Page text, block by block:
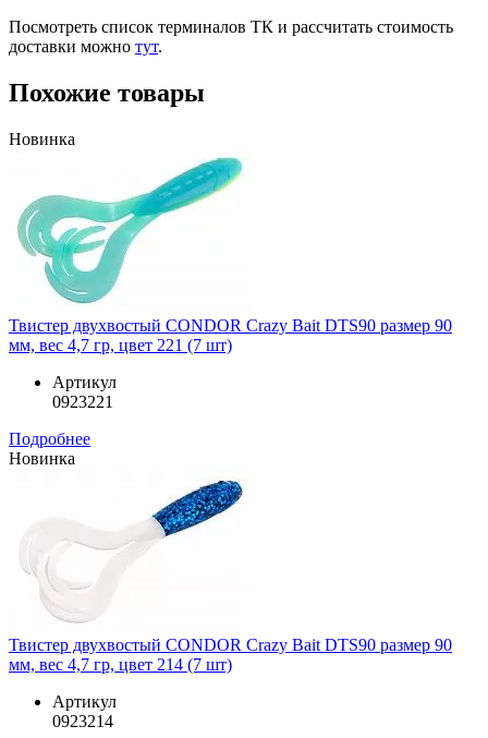
Посмотреть список терминалов ТК и рассчитать стоимость
доставки можно тут.
Похожие товары
Новинка
Твистер двухвостый CONDOR Crazy Bait DTS90 размер 90
мм, вес 4,7 гр, цвет 221 (7 шт)
Артикул
0923221
Подробнее
Новинка
Твистер двухвостый CONDOR Crazy Bait DTS90 размер 90
мм, вес 4,7 гр, цвет 214 (7 шт)
Артикул
0923214